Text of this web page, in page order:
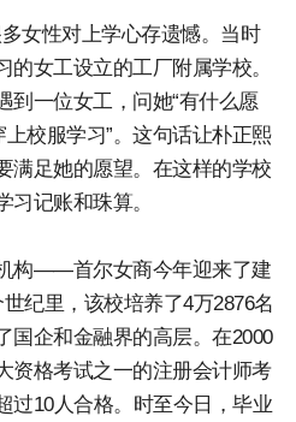
女性对上学心存遗憾。当时
女工设立的工厂附属学校。
到一位女工，问她“有什么愿
校服学习”。这句话让朴正熙
满足她的愿望。在这样的学校
习记账和珠算。
构——首尔女商今年迎来了建
纪里，该校培养了4万2876名
国企和金融界的高层。在2000
资格考试之一的注册会计师考
过10人合格。时至今日，毕业